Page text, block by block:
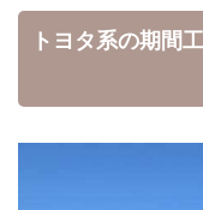
トヨタ系の期間